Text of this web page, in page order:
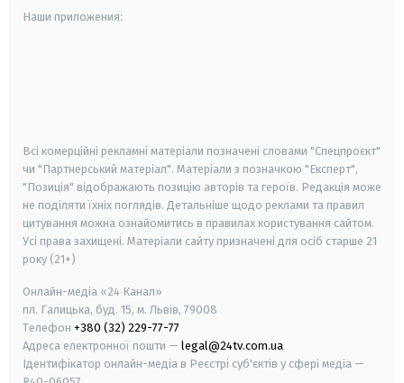
Наши приложения:
Всі комерційні рекламні матеріали позначені словами "Спецпроєкт"
чи "Партнерський матеріал". Матеріали з позначкою "Експерт",
"Позиція" відображають позицію авторів та героїв. Редакція може
не поділяти їхніх поглядів. Детальніше щодо реклами та правил
цитування можна ознайомитись в правилах користування сайтом.
Усі права захищені. Матеріали сайту призначені для осіб старше 21
року (21+)
Онлайн-медіа «24 Канал»
пл. Галицька, буд. 15, м. Львів, 79008
Телефон +380 (32) 229-77-77
Адреса електронної пошти — legal@24tv.com.ua
Ідентифікатор онлайн-медіа в Реєстрі суб'єктів у сфері медіа —